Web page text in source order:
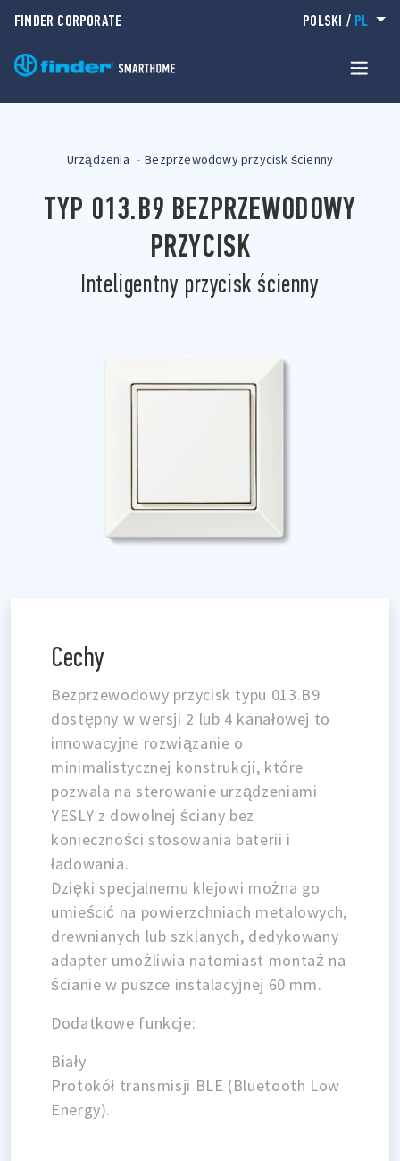
FINDER CORPORATE POLSKI / PL
Urządzenia Bezprzewodowy przycisk ścienny
TYP 013.B9 BEZPRZEWODOWY
PRZYCISK
Inteligentny przycisk ścienny
Cechy
Bezprzewodowy przycisk typu 013.B9
dostępny w wersji 2 lub 4 kanałowej to
innowacyjne rozwiązanie o
minimalistycznej konstrukcji, które
pozwala na sterowanie urządzeniami
YESLY z dowolnej ściany bez
konieczności stosowania baterii i
ładowania.
Dzięki specjalnemu klejowi można go
umieścić na powierzchniach metalowych,
drewnianych lub szklanych, dedykowany
adapter umożliwia natomiast montaż na
ścianie w puszce instalacyjnej 60 mm.
Dodatkowe funkcje:
Biały
Protokół transmisji BLE (Bluetooth Low
Energy).